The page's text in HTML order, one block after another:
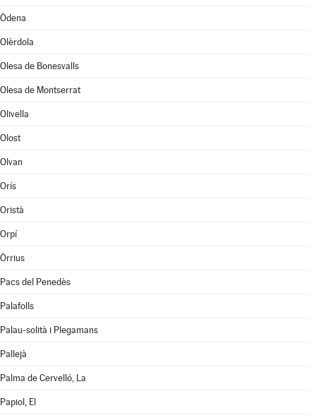
Òdena
Olèrdola
Olesa de Bonesvalls
Olesa de Montserrat
Olivella
Olost
Olvan
Orís
Oristà
Orpí
Òrrius
Pacs del Penedès
Palafolls
Palau-solità i Plegamans
Pallejà
Palma de Cervelló, La
Papiol, El